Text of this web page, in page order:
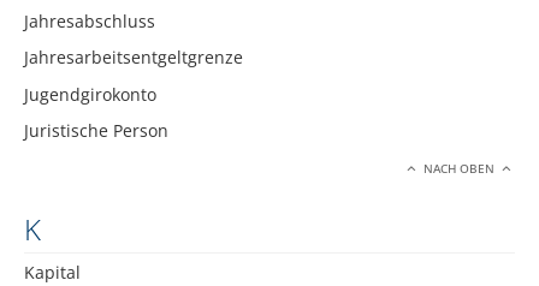
Jahresabschluss
Jahresarbeitsentgeltgrenze
Jugendgirokonto
Juristische Person
NACH OBEN
K
Kapital